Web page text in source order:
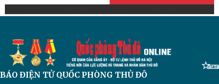
BÁO ĐIỆN TỬQUỐC PHÒNG THỦ ĐÔ